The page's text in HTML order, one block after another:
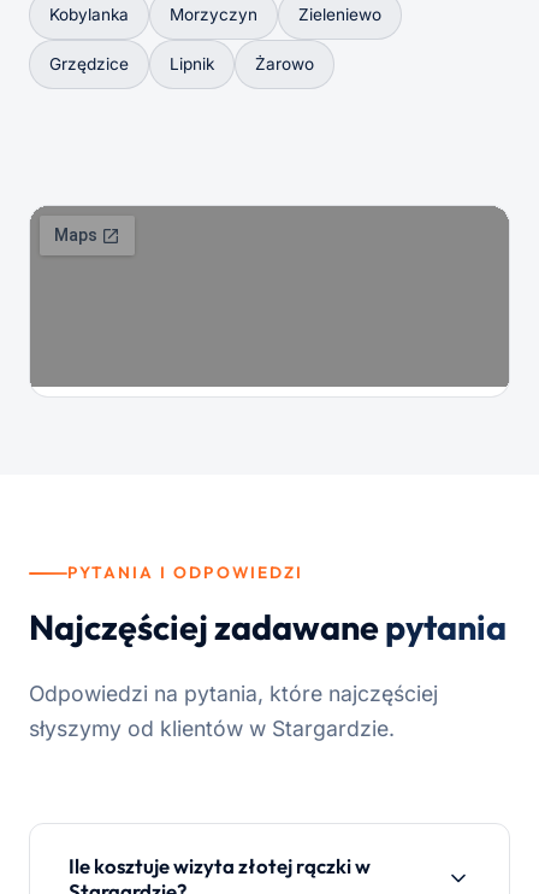
Kobylanka Morzyczyn Zieleniewo
Grzędzice Lipnik Żarowo
PYTANIA I ODPOWIEDZI
Najczęściej zadawanepytania
Odpowiedzi na pytania, które najczęściej
słyszymy od klientów w Stargardzie.
Ile kosztuje wizyta złotej rączki w